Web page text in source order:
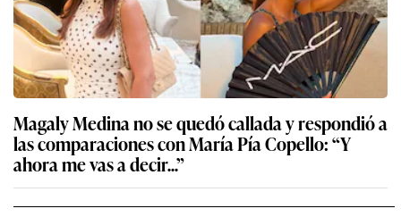
Magaly Medina no se quedó callada y respondió a
las comparaciones con María Pía Copello: “Y
ahora me vas a decir...”